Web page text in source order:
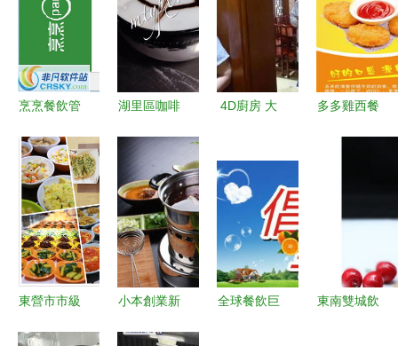
烹烹餐飲管
預覽 高效
餐飲管理的
視覺化呈現
湖里區咖啡
用解析與指
南
4D廚房 大
升級的“金
鑰匙”
多多雞西餐
東營市市級
小本創業新
全球餐飲巨
東南雙城飲